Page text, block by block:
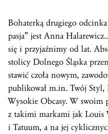
Bohaterką drugiego
pasja” jest Anna
się i przyjaźnimy od lat.
stolicy Dolnego Śląska
stawić czoła nowym,
publikował m.in. Twój
Wysokie Obcasy. W swoim
z takimi markami jak Louis
i Tatuum, a na jej